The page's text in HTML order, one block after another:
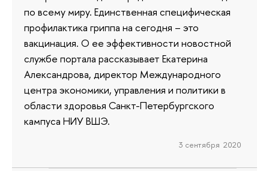
по всему миру. Единственная специфическая
профилактика гриппа на сегодня – это
вакцинация. О ее эффективности новостной
службе портала рассказывает Екатерина
Александрова, директор Международного
центра экономики, управления и политики в
области здоровья Санкт-Петербургского
кампуса НИУ ВШЭ.
3 сентября 2020